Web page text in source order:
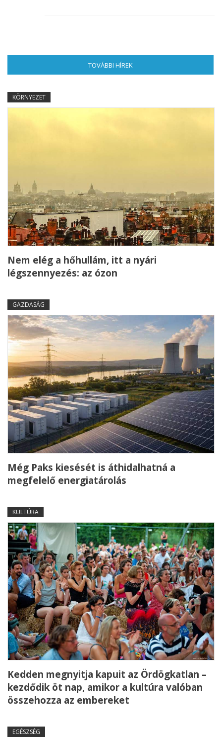
TOVÁBBI HÍREK
KÖRNYEZET
Nem elég a hőhullám, itt a nyári
légszennyezés: az ózon
GAZDASÁG
Még Paks kiesését is áthidalhatná a
megfelelő energiatárolás
KULTÚRA
Kedden megnyitja kapuit az Ördögkatlan –
kezdődik öt nap, amikor a kultúra valóban
összehozza az embereket
EGÉSZSÉG